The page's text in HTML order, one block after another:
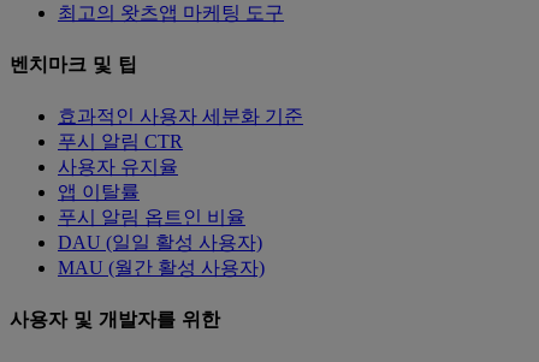
최고의 왓츠앱 마케팅 도구
벤치마크 및 팁
효과적인 사용자 세분화 기준
푸시 알림 CTR
사용자 유지율
앱 이탈률
푸시 알림 옵트인 비율
DAU (일일 활성 사용자)
MAU (월간 활성 사용자)
사용자 및 개발자를 위한